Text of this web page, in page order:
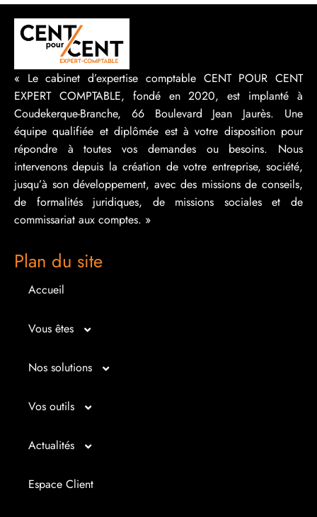
« Le cabinet d’expertise comptable CENT POUR CENT
EXPERT COMPTABLE, fondé en 2020, est implanté à
Coudekerque-Branche, 66 Boulevard Jean Jaurès. Une
équipe qualifiée et diplômée est à votre disposition pour
répondre à toutes vos demandes ou besoins. Nous
intervenons depuis la création de votre entreprise, société,
jusqu’à son développement, avec des missions de conseils,
de formalités juridiques, de missions sociales et de
commissariat aux comptes. »
Plan du site
Accueil
Vous êtes
Micro entrepreneur
Créateur d’entreprise
Repreneur d’entreprise
Nos solutions
Entrepreunariat
Gestion
Juridique
Vos outils
Bilan imagé
Tableau de bord
Actualités
Actualités
Espace Client